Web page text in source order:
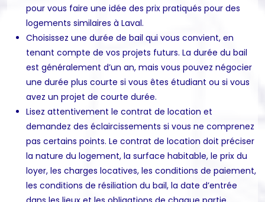
pour vous faire une idée des prix pratiqués pour des
logements similaires à Laval.
Choisissez une durée de bail qui vous convient, en
tenant compte de vos projets futurs. La durée du bail
est généralement d’un an, mais vous pouvez négocier
une durée plus courte si vous êtes étudiant ou si vous
avez un projet de courte durée.
Lisez attentivement le contrat de location et
demandez des éclaircissements si vous ne comprenez
pas certains points. Le contrat de location doit préciser
la nature du logement, la surface habitable, le prix du
loyer, les charges locatives, les conditions de paiement,
les conditions de résiliation du bail, la date d’entrée